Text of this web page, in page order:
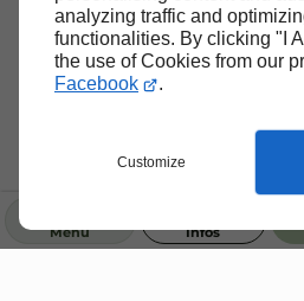
analyzing traffic and
functionalities. By clicking "I
the use of Cookies from our
Facebook
.
Customize
Menu Infos
Haut de